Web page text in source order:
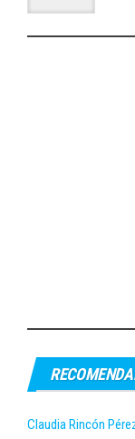
Claudia Rincón